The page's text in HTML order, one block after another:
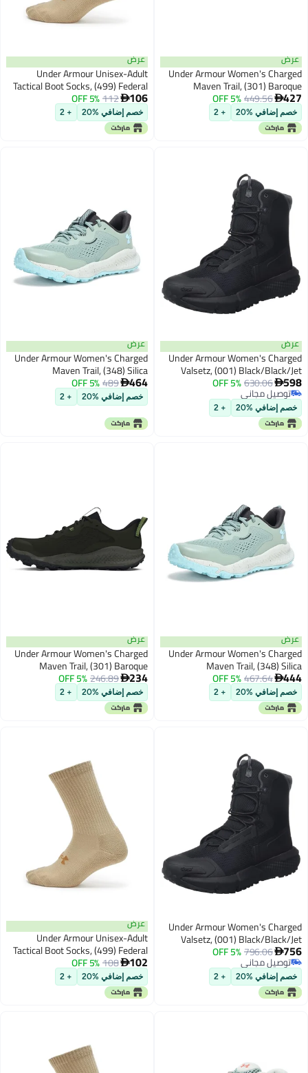
عرض
Under Armour Women's Charged
Maven Trail, (301) Baroque
Green/Black/Morph Green, 12, US
427
449.56
5% OFF
خصم إضافي %20 + 2
عرض
Under Armour Unisex-Adult
Tactical Boot Socks, (499) Federal
Tan/Federal Tan/Coyote, X-Large
106
112
5% OFF
خصم إضافي %20 + 2
عرض
Under Armour Women's Charged
Valsetz, (001) Black/Black/Jet
Gray, 11, US
598
630.06
5% OFF
توصيل مجاني
توصيل مجاني
خصم إضافي %20 + 2
عرض
Under Armour Women's Charged
Maven Trail, (348) Silica
Green/Hydro Green/Stream, 7.5,
US
464
489
5% OFF
خصم إضافي %20 + 2
عرض
Under Armour Women's Charged
Maven Trail, (348) Silica
Green/Hydro Green/Stream, 5, US
444
467.64
5% OFF
خصم إضافي %20 + 2
عرض
Under Armour Women's Charged
Maven Trail, (301) Baroque
Green/Black/Morph Green, 5, US
234
246.89
5% OFF
خصم إضافي %20 + 2
Under Armour Women's Charged
Valsetz, (001) Black/Black/Jet
Gray, 7, US
756
796.06
5% OFF
توصيل مجاني
توصيل مجاني
خصم إضافي %20 + 2
عرض
Under Armour Unisex-Adult
Tactical Boot Socks, (499) Federal
Tan/Federal Tan/Coyote, Large
102
108
5% OFF
خصم إضافي %20 + 2